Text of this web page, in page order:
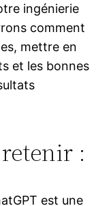
ingénierie
comment
mettre en
et les bonnes
:
est une